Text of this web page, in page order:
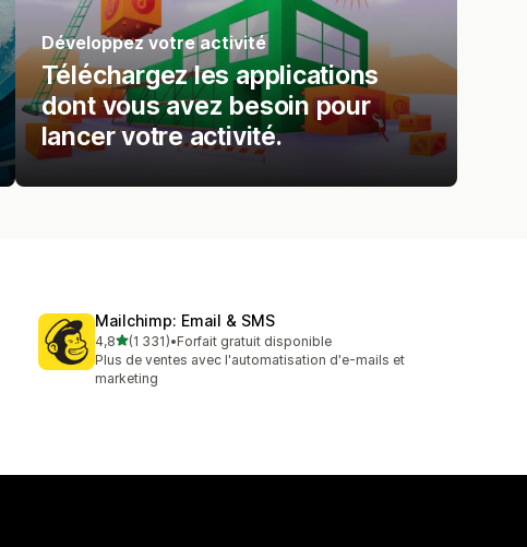
Développez votre activité
Téléchargez les applications
dont vous avez besoin pour
lancer votre activité.
Mailchimp: Email & SMS
4,8étoile(s) sur 5
(1 331)
1331 avis au total
•Forfait gratuit disponible
Plus de ventes avec l'automatisation d'e-mails et
marketing